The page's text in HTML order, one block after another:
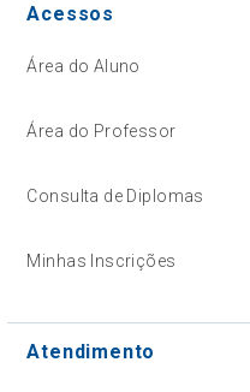
Acessos
Área do Aluno
Área do Professor
Consulta de Diplomas
Minhas Inscrições
Atendimento